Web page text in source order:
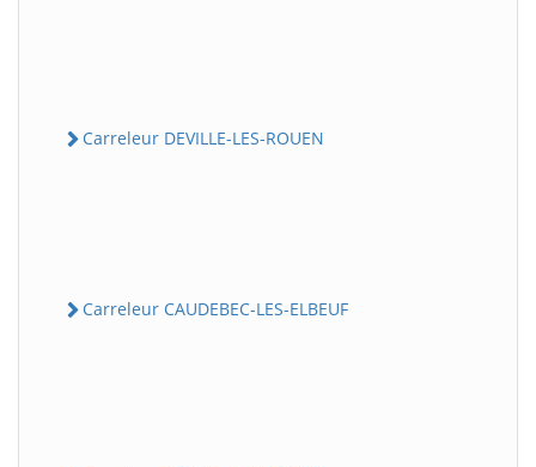
Carreleur DEVILLE-LES-ROUEN
Carreleur CAUDEBEC-LES-ELBEUF